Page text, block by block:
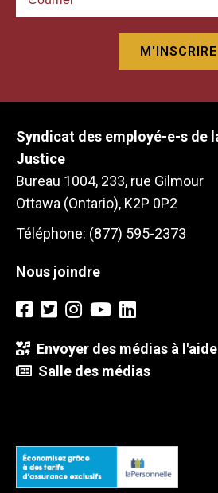
Syndicat des employé-e-s de
Justice
Bureau 1004, 233, rue Gilmour
Ottawa (Ontario), K2P 0P2
Téléphone: (877) 595-2373
Nous joindre
Envoyer des médias à
Salle des médias